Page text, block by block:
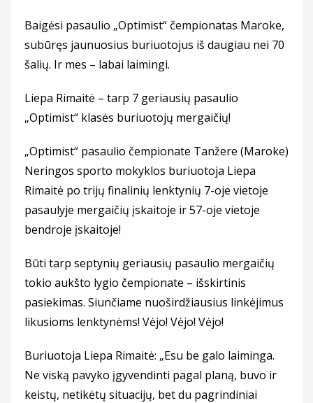
Baigėsi pasaulio „Optimist“ čempionatas Maroke,
subūręs jaunuosius buriuotojus iš daugiau nei 70
šalių. Ir mes – labai laimingi.
Liepa Rimaitė – tarp 7 geriausių pasaulio
„Optimist“ klasės buriuotojų mergaičių!
„Optimist“ pasaulio čempionate Tanžere (Maroke)
Neringos sporto mokyklos buriuotoja Liepa
Rimaitė po trijų finalinių lenktynių 7-oje vietoje
pasaulyje mergaičių įskaitoje ir 57-oje vietoje
bendroje įskaitoje!
Būti tarp septynių geriausių pasaulio mergaičių
tokio aukšto lygio čempionate – išskirtinis
pasiekimas. Siunčiame nuoširdžiausius linkėjimus
likusioms lenktynėms! Vėjo! Vėjo! Vėjo!
Buriuotoja Liepa Rimaitė: „Esu be galo laiminga.
Ne viską pavyko įgyvendinti pagal planą, buvo ir
keistų, netikėtų situacijų, bet du pagrindiniai